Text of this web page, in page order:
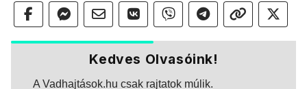
Kedves Olvasóink!
A Vadhajtások.hu csak rajtatok múlik.